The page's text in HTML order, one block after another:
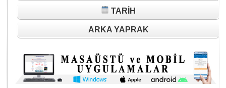
TARIH
ARKA YAPRAK